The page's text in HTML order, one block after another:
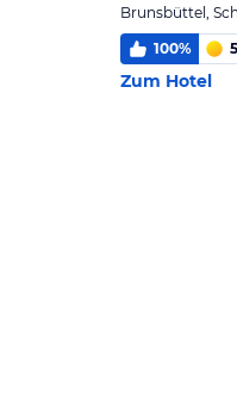
Brunsbüttel,
100% 5
Zum Hotel